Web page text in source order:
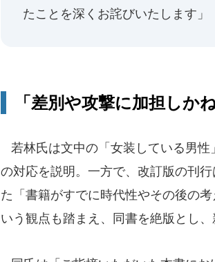
たことを深くお詫びいたします」
「差別や攻撃に加担しか
若林氏は文中の「女装している男
の対応を説明。一方で、改訂版の刊
た「書籍がすでに時代性やその後の
いう観点も踏まえ、同書を絶版とし